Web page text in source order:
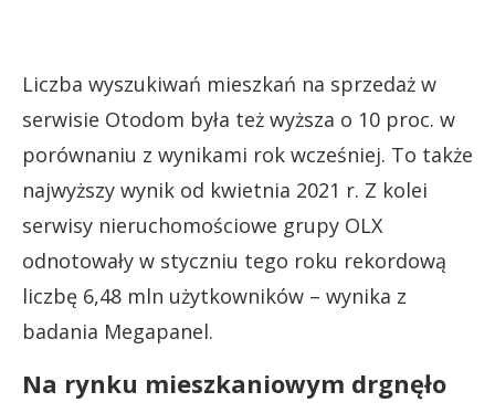
Liczba wyszukiwań mieszkań na sprzedaż w
serwisie Otodom była też wyższa o 10 proc. w
porównaniu z wynikami rok wcześniej. To także
najwyższy wynik od kwietnia 2021 r. Z kolei
serwisy nieruchomościowe grupy OLX
odnotowały w styczniu tego roku rekordową
liczbę 6,48 mln użytkowników – wynika z
badania Megapanel.
Na rynku mieszkaniowym drgnęło